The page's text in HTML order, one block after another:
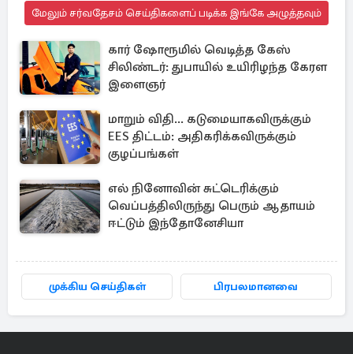
மேலும் சர்வதேசம் செய்திகளைப் படிக்க இங்கே அழுத்தவும்
கார் ஷோரூமில் வெடித்த கேஸ்
சிலிண்டர்: துபாயில் உயிரிழந்த கேரள
இளைஞர்
மாறும் விதி... கடுமையாகவிருக்கும்
EES திட்டம்: அதிகரிக்கவிருக்கும்
குழப்பங்கள்
எல் நினோவின் சுட்டெரிக்கும்
வெப்பத்திலிருந்து பெரும் ஆதாயம்
ஈட்டும் இந்தோனேசியா
முக்கிய செய்திகள் பிரபலமானவை